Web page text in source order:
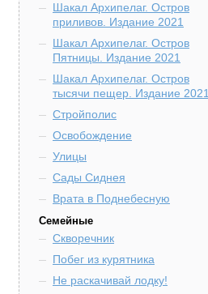
Шакал Архипелаг. Остров
приливов. Издание 2021
Шакал Архипелаг. Остров
Пятницы. Издание 2021
Шакал Архипелаг. Остров
тысячи пещер. Издание 2021
Стройполис
Освобождение
Улицы
Сады Сиднея
Врата в Поднебесную
Семейные
Скворечник
Побег из курятника
Не раскачивай лодку!